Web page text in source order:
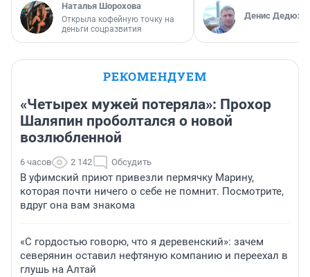
Наталья Шорохова
Открыла кофейную точку на
деньги соцразвития
Денис
РЕКОМЕНДУЕМ
«Четырех мужей потеряла»: Прохор
Шаляпин проболтался о новой
возлюбленной
6 часов 2 142 Обсудить
В уфимский приют привезли пермячку Марину,
которая почти ничего о себе не помнит. Посмотрите,
вдруг она вам знакома
«С гордостью говорю, что я деревенский»: зачем
северянин оставил нефтяную компанию и переехал в
глушь на Алтай